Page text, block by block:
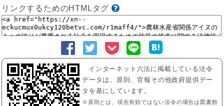
リンクするためのHTMLタグ
インターネット六法に掲載している法令
データは、原則、官報その他政府提供デー
タを基にしています。
※原則とは、現在有効ではない法令の場合は図書館